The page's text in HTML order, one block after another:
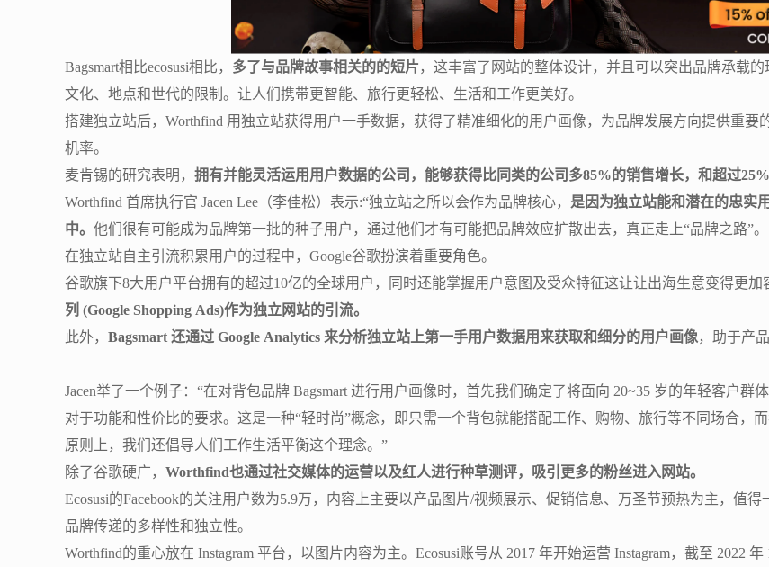
Bagsmart相比ecosusi相比， 多了与品牌故事相关的的短片 ，这丰富了网站的整体设计，并且可以突出品牌承载
文化、地点和世代的限制。让人们携带更智能、旅行更轻松、生活和工作更美好。
搭建独立站后，Worthfind 用独立站获得用户一手数据，获得了精准细化的用户画像，为品牌发展方向提供重
机率。
麦肯锡的研究表明， 拥有并能灵活运用用户数据的公司，能够获得比同类的公司多85%的销售增长，和超过25%
Worthfind 首席执行官 Jacen Lee（李佳松）表示:“独立站之所以会作为品牌核心， 是因为独立站能和潜在的忠实
中。 他们很有可能成为品牌第一批的种子用户，通过他们才有可能把品牌效应扩散出去，真正走上“品牌之路”。
在独立站自主引流积累用户的过程中，Google谷歌扮演着重要角色。
谷歌旗下8大用户平台拥有的超过10亿的全球用户，同时还能掌握用户意图及受众特征这让让出海生意变得更加
列 (Google Shopping Ads)作为独立网站的引流。
此外， Bagsmart 还通过 Google Analytics 来分析独立站上第一手用户数据用来获取和细分的用户画像，助于产
Jacen举了一个例子：“在对背包品牌 Bagsmart 进行用户画像时，首先我们确定了将面向 20~35 岁的年轻客户
对于功能和性价比的要求。这是一种“轻时尚”概念，即只需一个背包就能搭配工作、购物、旅行等不同场合，
原则上，我们还倡导人们工作生活平衡这个理念。”
除了谷歌硬广， Worthfind也通过社交媒体的运营以及红人进行种草测评，吸引更多的粉丝进入网站。
Ecosusi的Facebook的关注用户数为5.9万，内容上主要以产品图片/视频展示、促销信息、万圣节预热为主，值
品牌传递的多样性和独立性。
Worthfind的重心放在 Instagram 平台，以图片内容为主。Ecosusi账号从 2017 年开始运营 Instagram，截至 2022